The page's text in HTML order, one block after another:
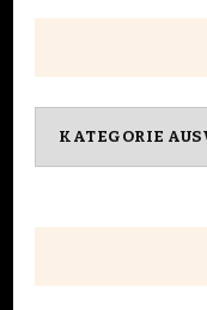
etwas?